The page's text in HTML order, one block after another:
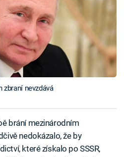
nevzdává
brání mezinárodním
nedokázalo, že by
které získalo po SSSR,